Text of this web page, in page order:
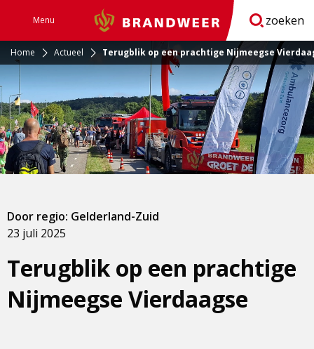
Menu Brandweer zoeken
Home Actueel Terugblik op een prachtige Nijmeegse
Terugblik op een prachtige
Nijmeegse Vierdaagse
23 juli 2025
Door regio: Gelderland-Zuid